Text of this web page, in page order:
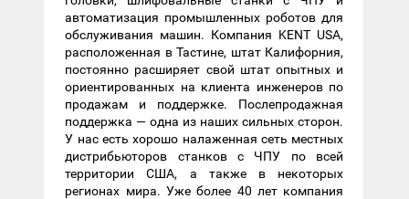
автоматизация промышленных роботов для
обслуживания машин. Компания KENT USA,
расположенная в Тастине, штат Калифорния,
постоянно расширяет свой штат опытных и
ориентированных на клиента инженеров по
продажам и поддержке. Послепродажная
поддержка — одна из наших сильных сторон.
У нас есть хорошо налаженная сеть местных
дистрибьюторов станков с ЧПУ по всей
территории США, а также в некоторых
регионах мира. Уже более 40 лет компания